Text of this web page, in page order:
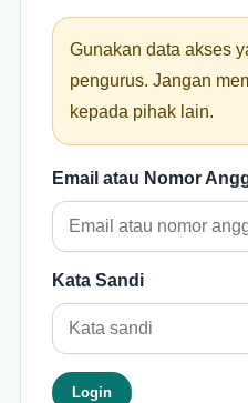
Gunakan data akses
pengurus. Jangan
kepada pihak lain.
Email atau Nomor
Kata Sandi
Login